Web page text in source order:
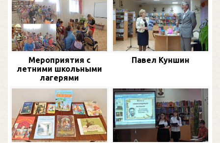
Мероприятия с
летними школьными
лагерями
Павел Куншин